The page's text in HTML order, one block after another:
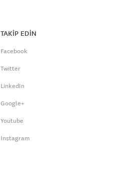
TAKİP EDİN
Facebook
Twitter
LinkedIn
Google+
Youtube
Instagram